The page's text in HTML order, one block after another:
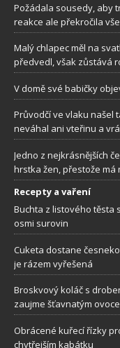
Požádala sousedy, aby
reakce ale překročila
Malý chlapec měl na
předvedl, však zůstává
V domě své babičky
Průvodčí ve vlaku našel
neváhal ani vteřinu a
Jedno z nejkrásnějších
hrstka žen, přestože
Recepty a vaření
Buchta z listového těsta
osmi surovin
Cuketa dostane
je rázem vyřešená
Broskvový koláč s
zaujme šťavnatým
Obrácené kuřecí řízky
chytřejším kabátku